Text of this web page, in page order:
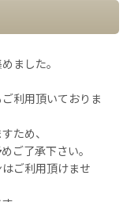
ました。
利用頂いておりま
ため、
ご了承下さい。
ご利用頂けませ